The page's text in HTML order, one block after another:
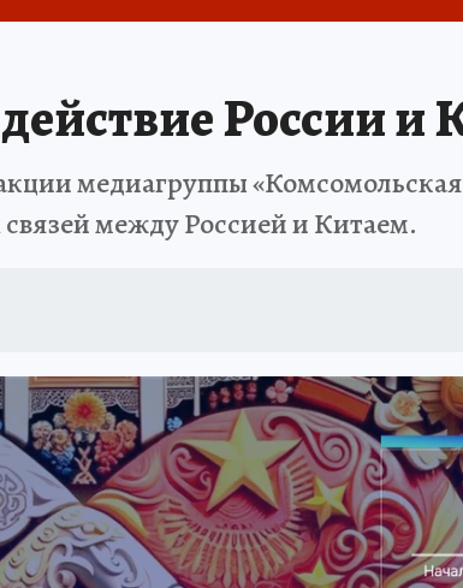
России
медиагруппы
между Россией и Китаем.